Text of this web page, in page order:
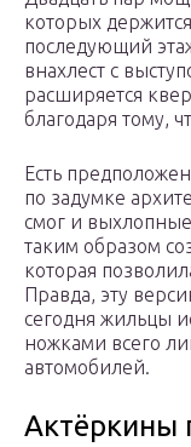
которых
последующий
внахлест с
расширяется
благодаря тому,
Есть
по задумке
смог и
таким образом
которая
Правда, эту
сегодня жильцы
ножками всего
автомобилей.
Актёркины